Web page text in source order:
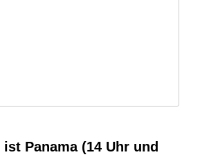
Panama (14 Uhr und